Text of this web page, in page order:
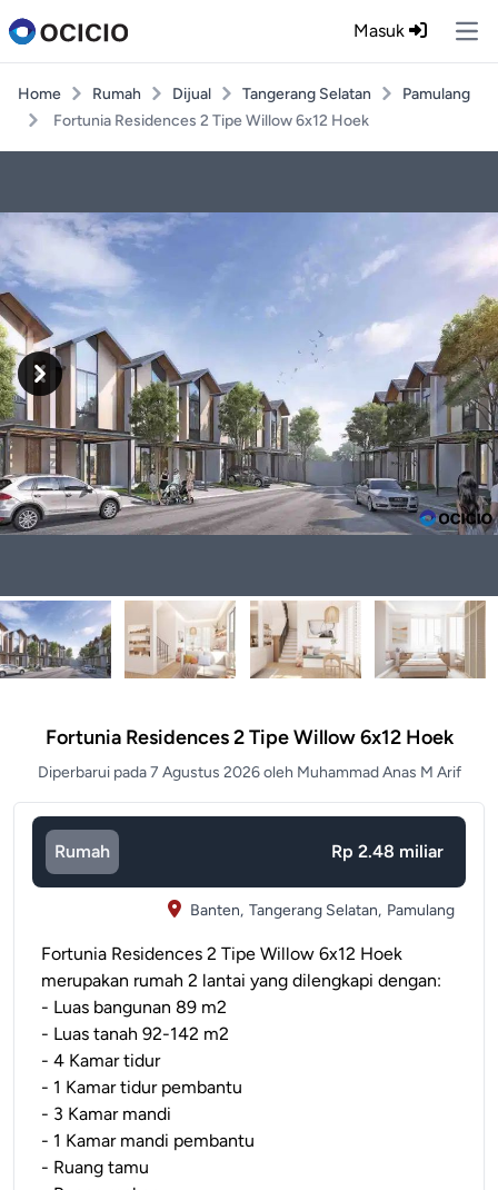
Masuk
Home Rumah Dijual Tangerang Selatan
Pamulang
Fortunia Residences 2 Tipe Willow 6x12 Hoek
Previous
Next
Fortunia Residences 2 Tipe Willow 6x12 Hoek
Diperbarui pada 7 Agustus 2026 oleh Muhammad Anas M Arif
Rumah Rp 2.48 miliar
Banten, Tangerang Selatan, Pamulang
Fortunia Residences 2 Tipe Willow 6x12 Hoek
merupakan rumah 2 lantai yang dilengkapi dengan:
- Luas bangunan 89 m2
- Luas tanah 92-142 m2
- 4 Kamar tidur
- 1 Kamar tidur pembantu
- 3 Kamar mandi
- 1 Kamar mandi pembantu
- Ruang tamu